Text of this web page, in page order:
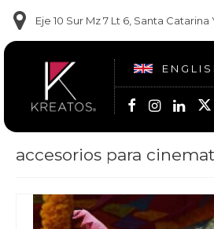
Eje 10 Sur Mz 7 Lt 6, Santa
Contacto
(55) 5860-
accesorios para